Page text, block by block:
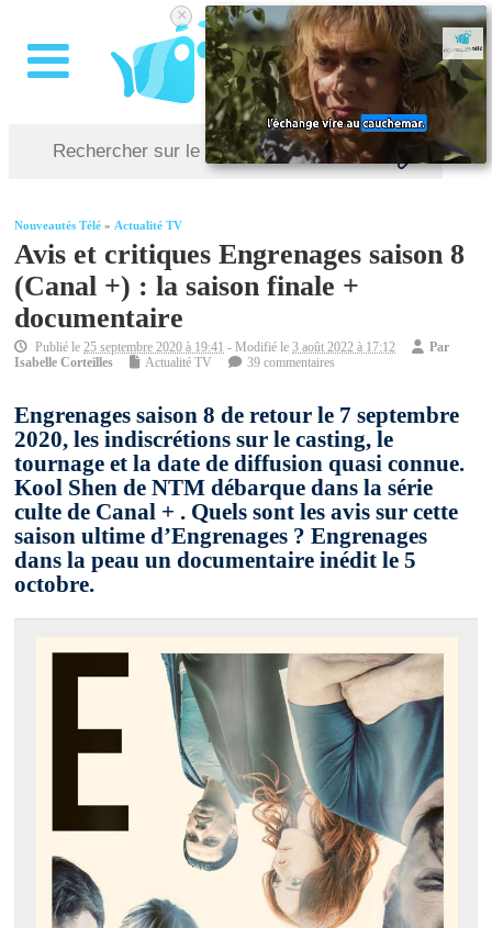
Nouveautés Télé »Actualité TV
Avis et critiques Engrenages saison 8
(Canal +) : la saison finale +
documentaire
Publié le25 septembre 2020 à 19:41 - Modifié le3 août 2022 à 17:12
Par
Isabelle Corteilles
Actualité TV 39 commentaires
Engrenages saison 8 de retour le 7 septembre
2020, les indiscrétions sur le casting, le
tournage et la date de diffusion quasi connue.
Kool Shen de NTM débarque dans la série
culte de Canal + . Quels sont les avis sur cette
saison ultime d’Engrenages ? Engrenages
dans la peau un documentaire inédit le 5
octobre.
×